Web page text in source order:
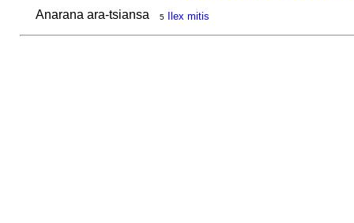
Anarana ara-tsiansa 5 Ilex mitis